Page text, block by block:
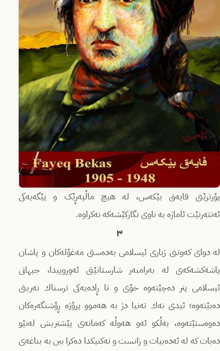
پۆرترێتی فایەق بێکەس، لە هیچ ماڵپەڕێک و پێگەیەکی
ئەنتەرنێت ئاماژە بە ناوی نگارکێشەکە نەکراوە.
٣
لە دواى كەوتنى ژیارى ئیسلامى بەدەستى مەغۆلەكان و پاشان
پاشەكشەكەى لە بەرامبەر شارستانێتى ئەوروپیدا، جیهانى
ئیسلامى پتر دەچێتەوە خۆى و تا ڕادەیەكى ترسناك نەریتى
دەبێتەوە؛ ئیدى نەك تەنیا دژ بە هەموو پرۆژە ڕۆشنگەرەكان
دەوەستێتەوە، بەڵكو ئەو هەوڵە كەمانەى پێشتریش لەنێو
دەبات كە لە ئەدەبیات و زانست و تەكنیكدا دەكرا ببن بە بناغەى